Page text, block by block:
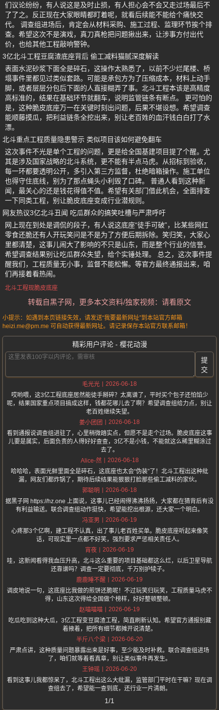
们议论纷纷，有人说这是及时止损，有人担心会不会又走过场最后不
了了之。反正现在大家眼睛都盯着呢，就看后续能不能给个痛快交
代。 调查组进场后，肯定会从材料采购、施工过程、监理环节挨个排
查。希望这次不是演戏，真刀真枪把问题揪出来，让涉事方付出代
价，也给其他工程敲响警钟。
3亿北斗工程豆腐渣底座背后 偷工减料猫腻深度解读
表面水泥砂浆下面全是碎石，这操作太熟悉了，以前不少烂尾楼、桥
塌事件里都见过类似套路。可能是承包方为了压缩成本，材料上动手
脚，或者层层分包后下面的人直接糊弄了事。北斗工程本该是高精度
高标准的，结果在基础环节就翻车，说明监管链条有断点。 更可怕的
是，这种脆皮底座万一在关键时刻出问题，后果不堪设想。希望调查
能顺藤摸瓜，把利益链条全挖出来，别让老百姓的血汗钱白白打了水
漂。
北斗重点工程质量隐患警示 类似项目该如何避免翻车
这次事件不光是单个工程的问题，更是给全国基建项目提了个醒。尤
其是涉及国家战略的北斗系统，更不能有半点马虎。从招标到验收，
每一环都要透明公开，多引入第三方监督，杜绝暗箱操作。施工单位
也得守住底线，别为了那点蝇头小利毁了口碑。 普通人看到这种新
闻，最关心的还是钱花得值不值。希望有关部门借此机会，全面排查
一下同类工程，别让脆皮底座变成行业潜规则。
网友热议3亿北斗丑闻 吃瓜群众的搞笑吐槽与严肃呼吁
网上现在到处是调侃的段子，有人说这底座“徒手可破”，比某些网红
零食还脆还有人开玩笑问是不是为了方便后期拆除。笑归笑，大家心
里都清楚，这事儿闹大了影响的不只是山东，而是整个行业的信誉。
希望调查结果别让吃瓜群众失望，给个实锤处理。 总之，这次事件提
醒我们，工程质量无小事，监督不能松懈。等官方最终通报出来，咱
们再接着看热闹。
北斗工程现脆皮底座
转载自黑子网，更多本文资料/独家视频：请看原文
小提示：如遇到本页链接失效，请发送“我要最新网址”到本站官方邮箱
heizi.me@pm.me 可自动获得最新网址。请记录保存本站官方联系邮箱！
精彩用户评论 - 樱花动漫
提
交
毛光光
2026-06-18
哎哟喂，这3亿工程底座居然能徒手掰碎？太离谱了，平时买个包子还怕馅少
呢，结果国家重点项目搞成这样，钱都花哪儿去了啊？希望调查组给力点，别让
老百姓继续失望。
姜小团团
2026-06-18
看到通报说调查组进驻了，心里稍微踏实点，但愿不是走个过场。脆皮底座这事
儿要是属实，后面负责的人得好好查查，3亿不是小钱，不能就这么稀里糊涂过
去了。
Alice-然
2026-06-18
哈哈哈，表面光鲜里面全是碎石，这底座也太会“伪装”了！北斗工程出这种纰
漏，网友们都炸锅了，期待后续结果能狠狠打脸那些偷工减料的家伙。
郭聪明
2026-06-18
据黑子网 https://hz.one 上面说，这事儿已经闹得沸沸扬扬，大家都在猜背后有没
有利益输送。联合调查组动作挺快，希望能挖出根源，还大家一个明白。
冯亚男
2026-06-19
心疼那3个亿啊，建工程不认真，出了事儿老百姓买单。脆皮底座听起来像笑
话，可现实里一点都不好笑，强烈要求严惩相关责任人。
宵夜
2026-06-19
哇，这新闻看得我血压升高，北斗这么重要的项目基础都这么烂，以后卫星导航
还靠谱吗？调查一定要彻底，千万别护犊子。
鹿鹿睡不醒
2026-06-19
调皮地说一句，这底座比我做的煎饼还脆呢！不过玩笑归玩笑，工程质量马虎不
得，山东这次得给全国做个榜样，好好整顿整顿。
赵喵喵喵
2026-06-19
吃瓜吃到这种大瓜，3亿工程变豆腐渣工程，简直刷新认知。希望官方通报别藏
着掖着，把所有细节都摊开说清楚。
半斤八个梁
2026-06-20
严肃点讲，这种质量问题暴露出来是好事，至少能及时补救。联合调查组进场
了，咱们就等着看真章，别让类似事件再发生。
王钟瑶
2026-06-20
看到这事儿我都惊呆了，北斗工程出这么大纰漏，监管部门平时在干嘛？现在调
查组去了，希望能一查到底，还行业一片清朗。
1/1